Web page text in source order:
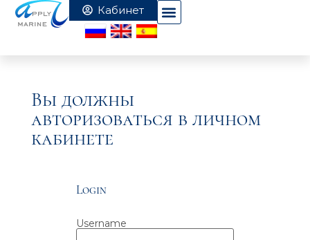
Вы должны
авторизоваться в личном
кабинете
Login
Username